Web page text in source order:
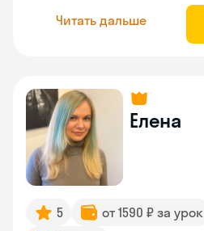
Читать дальше
Елена
5 от 1590 ₽ за урок